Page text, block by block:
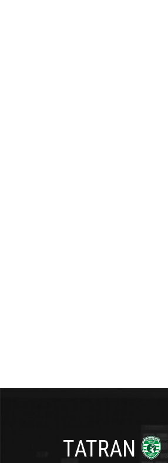
TATRAN